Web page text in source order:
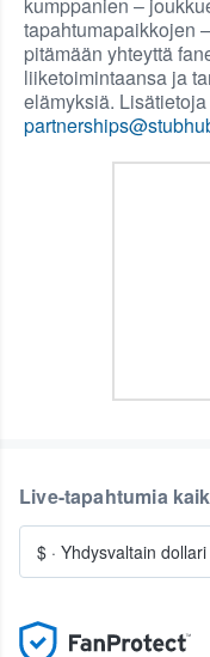
tapahtumapaikkojen
pitämään yhteyttä
liiketoimintaansa ja
elämyksiä.
Live-tapahtumia
$ · Yhdysvaltain dollari